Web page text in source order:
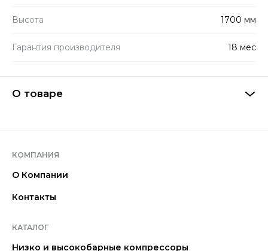
Высота 1700 мм
Гарантия производителя 18 мес
О товаре
КОМПАНИЯ
О Компании
Контакты
КАТАЛОГ
Низко и высокобарные компрессоры